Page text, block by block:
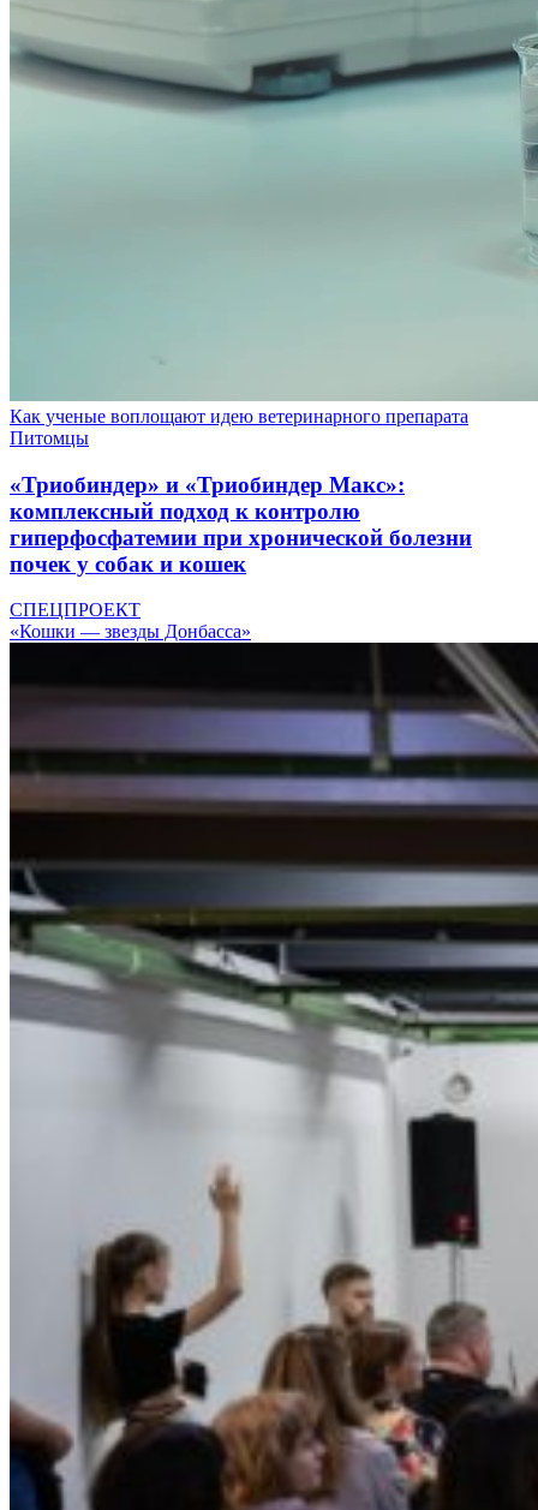
Как ученые воплощают идею ветеринарного препарата
Питомцы
«Триобиндер» и «Триобиндер Макс»:
комплексный подход к контролю
гиперфосфатемии при хронической болезни
почек у собак и кошек
СПЕЦПРОЕКТ
«Кошки — звезды Донбасса»